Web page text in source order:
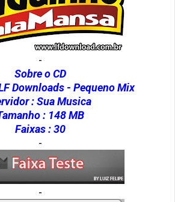
-
Sobre o CD
Downloads - Pequeno Mix
: Sua Musica
: 148 MB
Faixas : 30
-
-